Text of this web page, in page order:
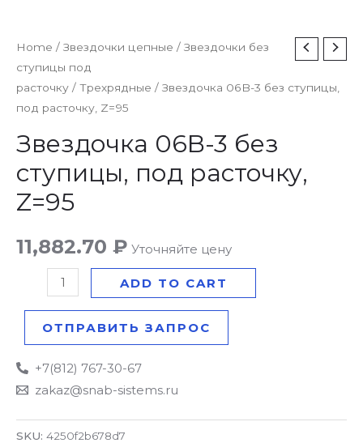
Home / Звездочки цепные / Звездочки без
ступицы под
расточку / Трехрядные / Звездочка 06B-3 без ступицы,
под расточку, Z=95
Звездочка 06B-3 без
ступицы, под расточку,
Z=95
11,882.70 ₽ Уточняйте цену
Звездочка
06B-
3
без
ступицы,
под
расточку,
Z=95
ADD TO CART
ОТПРАВИТЬ ЗАПРОС
+7(812) 767-30-67
zakaz@snab-sistems.ru
SKU: 4250f2b678d7